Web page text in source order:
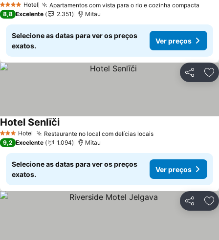
4 EstrelasHotel Apartamentos com vista para o rio e cozinha compacta
8,8 Excelente 2.351 Mitau
Selecione as datas para ver os preços
exatos.
Ver preços
Partilhar
3 EstrelasHotel Restaurante no local com delícias locaisVer preços
Hotel SenlīčiVer preços
9,2 Excelente 1.094 Mitau
Selecione as datas para ver os preços
exatos.
Ver preços
Partilhar